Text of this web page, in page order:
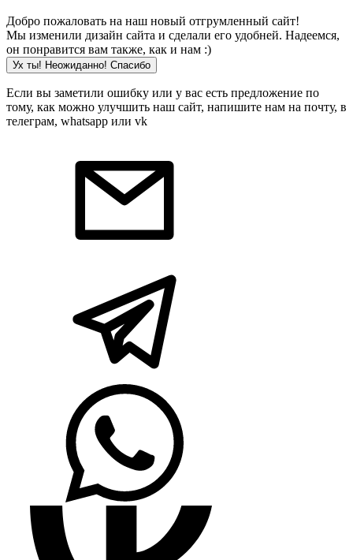
Добро пожаловать на наш новый отгрумленный сайт!
Мы изменили дизайн сайта и сделали его удобней. Надеемся,
он понравится вам также, как и нам :)
Ух ты! Неожиданно! Cпасибо
Если вы заметили ошибку или у вас есть предложение по
тому, как можно улучшить наш сайт, напишите нам на почту, в
телеграм, whatsapp или vk